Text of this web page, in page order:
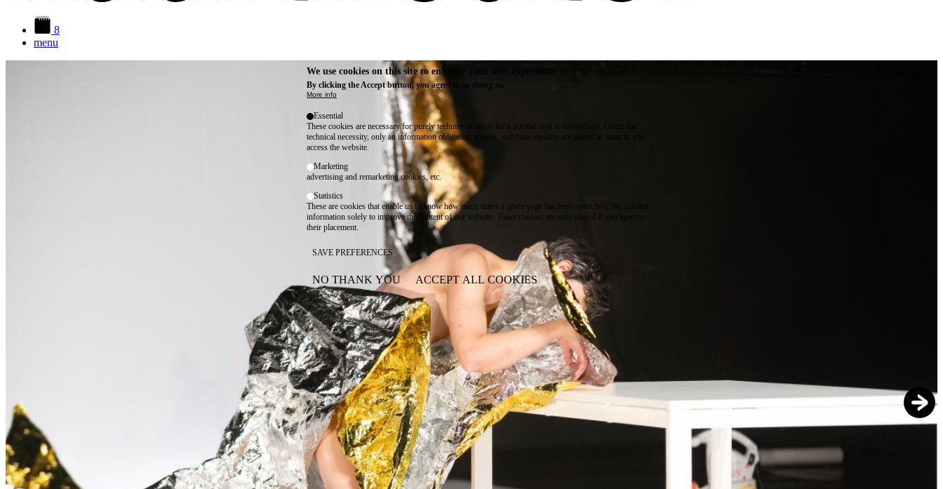
8
menu
We use cookies on this site to enhance your user experience
By clicking the Accept button, you agree to us doing so.
More info
Essential
These cookies are necessary for purely technical reasons for a normal visit to the website. Given the
technical necessity, only an information obligation applies, and these cookies are placed as soon as you
access the website.
Marketing
advertising and remarketing cookies, etc.
Statistics
These are cookies that enable us to know how many times a given page has been consulted. We use this
information solely to improve the content of our website. These cookies are only placed if you agree to
their placement.
SAVE PREFERENCES
NO THANK YOU ACCEPT ALL COOKIES
WITHDRAW CONSENT